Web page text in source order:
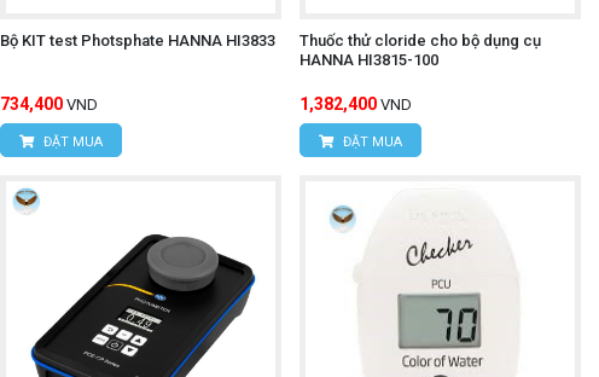
Bộ KIT test Photsphate HANNA HI3833
734,400 VND
ĐẶT MUA
Thuốc thử cloride cho bộ dụng cụ
HANNA HI3815-100
1,382,400 VND
ĐẶT MUA